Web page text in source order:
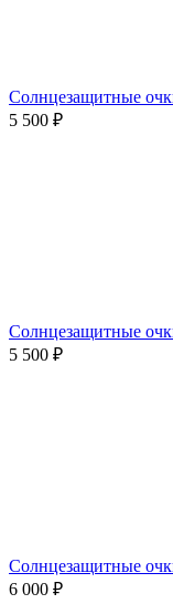
Солнцезащитные
5 500 ₽
Солнцезащитные
5 500 ₽
Солнцезащитные
6 000 ₽